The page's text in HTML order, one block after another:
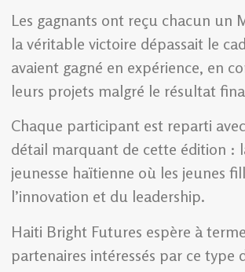
Les gagnants ont reçu chacun un
la véritable victoire dépassait le
avaient gagné en expérience, en
leurs projets malgré le résultat
Chaque participant est reparti
détail marquant de cette édition :
jeunesse haïtienne où les jeunes
l’innovation et du leadership.
Haiti Bright Futures espère à
partenaires intéressés par ce type